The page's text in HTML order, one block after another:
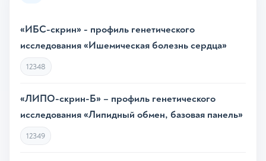
«ИБС-скрин» - профиль генетического
исследования «Ишемическая болезнь сердца»
12348
«ЛИПО-скрин-Б» – профиль генетического
исследования «Липидный обмен, базовая панель»
12349